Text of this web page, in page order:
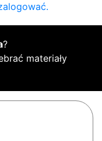
?
materiały